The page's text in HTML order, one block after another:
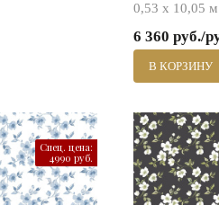
0,53 х 10,05
6 360 руб./
В КОРЗИНУ
Спец. цена:
4990 руб.